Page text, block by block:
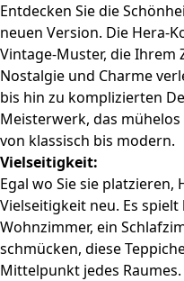
Entdecken Sie die
neuen Version. Die Hera-
Vintage-Muster, die Ihrem
Nostalgie und Charme
bis hin zu komplizierten
Meisterwerk, das
von klassisch bis modern.
Vielseitigkeit:
Egal wo Sie sie platzieren,
Vielseitigkeit neu. Es spielt
Wohnzimmer, ein
schmücken, diese
Mittelpunkt jedes Raumes.